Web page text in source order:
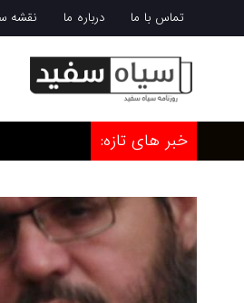
تماس با ما درباره ما نقشه
خبر های تازه: